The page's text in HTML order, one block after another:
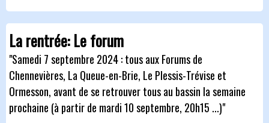
La rentrée: Le forum
"Samedi 7 septembre 2024 : tous aux Forums de
Chennevières, La Queue-en-Brie, Le Plessis-Trévise et
Ormesson, avant de se retrouver tous au bassin la semaine
prochaine (à partir de mardi 10 septembre, 20h15 ...)"